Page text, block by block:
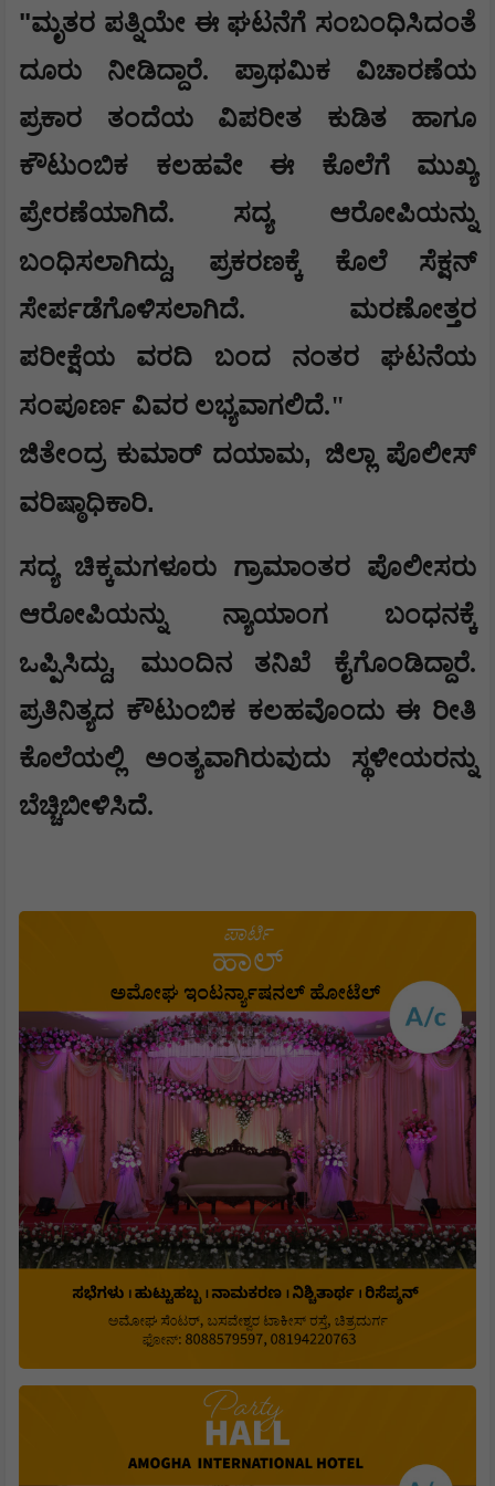
"ಮೃತರ ಪತ್ನಿಯೇ ಈ ಘಟನೆಗೆ ಸಂಬಂಧಿಸಿದಂತೆ
ದೂರು ನೀಡಿದ್ದಾರೆ. ಪ್ರಾಥಮಿಕ ವಿಚಾರಣೆಯ
ಪ್ರಕಾರ ತಂದೆಯ ವಿಪರೀತ ಕುಡಿತ ಹಾಗೂ
ಕೌಟುಂಬಿಕ ಕಲಹವೇ ಈ ಕೊಲೆಗೆ ಮುಖ್ಯ
ಪ್ರೇರಣೆಯಾಗಿದೆ. ಸದ್ಯ ಆರೋಪಿಯನ್ನು
ಬಂಧಿಸಲಾಗಿದ್ದು, ಪ್ರಕರಣಕ್ಕೆ ಕೊಲೆ ಸೆಕ್ಷನ್
ಸೇರ್ಪಡೆಗೊಳಿಸಲಾಗಿದೆ. ಮರಣೋತ್ತರ
ಪರೀಕ್ಷೆಯ ವರದಿ ಬಂದ ನಂತರ ಘಟನೆಯ
ಸಂಪೂರ್ಣ ವಿವರ ಲಭ್ಯವಾಗಲಿದೆ."
ಜಿತೇಂದ್ರ ಕುಮಾರ್ ದಯಾಮ, ಜಿಲ್ಲಾ ಪೊಲೀಸ್
ವರಿಷ್ಠಾಧಿಕಾರಿ.
ಸದ್ಯ ಚಿಕ್ಕಮಗಳೂರು ಗ್ರಾಮಾಂತರ ಪೊಲೀಸರು
ಆರೋಪಿಯನ್ನು ನ್ಯಾಯಾಂಗ ಬಂಧನಕ್ಕೆ
ಒಪ್ಪಿಸಿದ್ದು, ಮುಂದಿನ ತನಿಖೆ ಕೈಗೊಂಡಿದ್ದಾರೆ.
ಪ್ರತಿನಿತ್ಯದ ಕೌಟುಂಬಿಕ ಕಲಹವೊಂದು ಈ ರೀತಿ
ಕೊಲೆಯಲ್ಲಿ ಅಂತ್ಯವಾಗಿರುವುದು ಸ್ಥಳೀಯರನ್ನು
ಬೆಚ್ಚಿಬೀಳಿಸಿದೆ.